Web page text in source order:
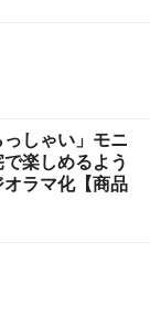
しゃい」モニ
楽しめるよう
ラマ化【商品